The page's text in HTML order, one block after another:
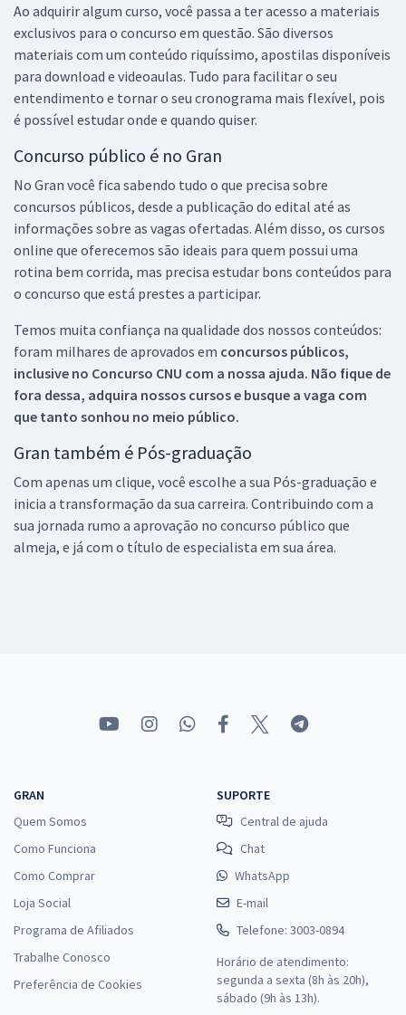
Ao adquirir algum curso, você passa a ter acesso a materiais
exclusivos para o concurso em questão. São diversos
materiais com um conteúdo riquíssimo, apostilas disponíveis
para download e videoaulas. Tudo para facilitar o seu
entendimento e tornar o seu cronograma mais flexível, pois
é possível estudar onde e quando quiser.
Concurso público é no Gran
No Gran você fica sabendo tudo o que precisa sobre
concursos públicos, desde a publicação do edital até as
informações sobre as vagas ofertadas. Além disso, os cursos
online que oferecemos são ideais para quem possui uma
rotina bem corrida, mas precisa estudar bons conteúdos para
o concurso que está prestes a participar.
Temos muita confiança na qualidade dos nossos conteúdos:
foram milhares de aprovados em concursos públicos,
inclusive no Concurso CNU com a nossa ajuda. Não fique de
fora dessa, adquira nossos cursos e busque a vaga com
que tanto sonhou no meio público.
Gran também é Pós-graduação
Com apenas um clique, você escolhe a sua Pós-graduação e
inicia a transformação da sua carreira. Contribuindo com a
sua jornada rumo a aprovação no concurso público que
almeja, e já com o título de especialista em sua área.
GRAN
Quem Somos
Como Funciona
Como Comprar
Loja Social
Programa de Afiliados
Trabalhe Conosco
Preferência de Cookies
SUPORTE
Central de ajuda
Chat
WhatsApp
E-mail
Telefone: 3003-0894
Horário de atendimento:
segunda a sexta (8h às 20h),
sábado (9h às 13h).